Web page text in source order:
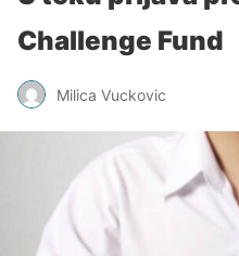
Challenge Fund
Milica Vuckovic